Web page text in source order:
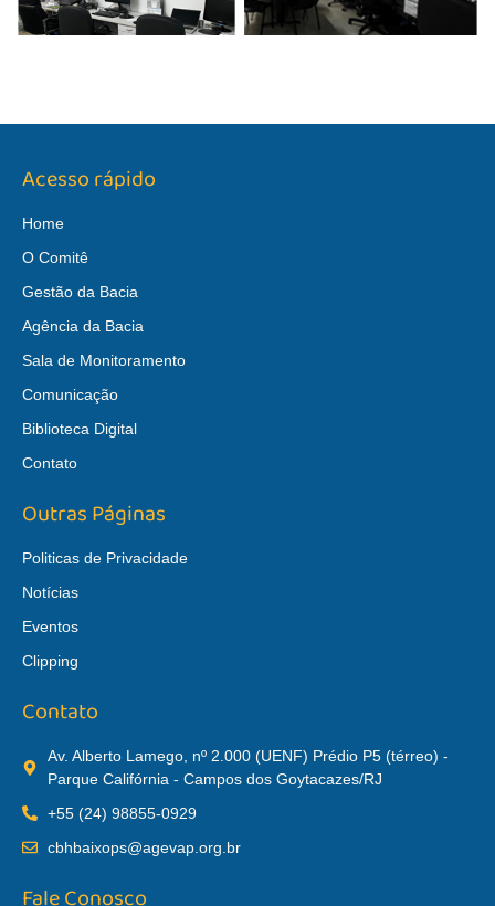
Acesso rápido
Home
O Comitê
Gestão da Bacia
Agência da Bacia
Sala de Monitoramento
Comunicação
Biblioteca Digital
Contato
Outras Páginas
Politicas de Privacidade
Notícias
Eventos
Clipping
Contato
Av. Alberto Lamego, nº 2.000 (UENF) Prédio P5 (térreo) -
Parque Califórnia - Campos dos Goytacazes/RJ
+55 (24) 98855-0929
cbhbaixops@agevap.org.br
Fale Conosco